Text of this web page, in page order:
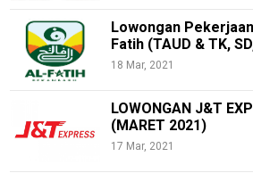
Lowongan
Fatih (TAUD & TK,
18 Mar, 2021
LOWONGAN J&T
(MARET 2021)
17 Mar, 2021